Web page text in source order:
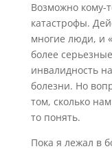
Возможно кому-
катастрофы.
многие люди, и
более
инвалидность
болезни. Но
том, сколько
то понять.
Пока я лежал в